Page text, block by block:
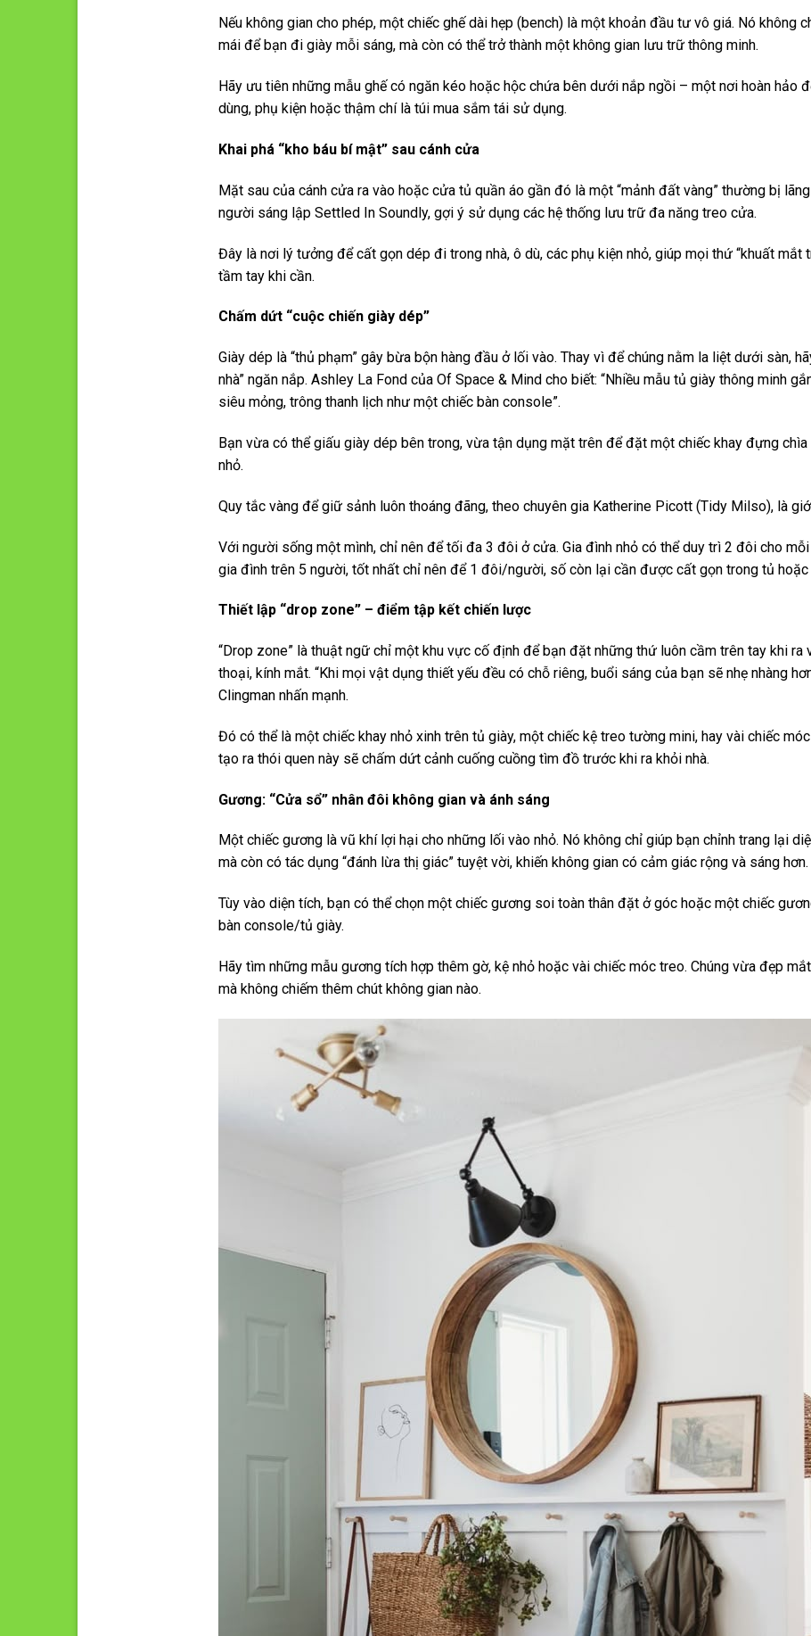
Nếu không gian cho phép, một chiếc ghế dài hẹp (bench) là một khoản đầu tư vô giá. Nó không
mái để bạn đi giày mỗi sáng, mà còn có thể trở thành một không gian lưu trữ thông minh.
Hãy ưu tiên những mẫu ghế có ngăn kéo hoặc hộc chứa bên dưới nắp ngồi – một nơi hoàn hảo
dùng, phụ kiện hoặc thậm chí là túi mua sắm tái sử dụng.
Khai phá “kho báu bí mật” sau cánh cửa
Mặt sau của cánh cửa ra vào hoặc cửa tủ quần áo gần đó là một “mảnh đất vàng” thường bị
người sáng lập Settled In Soundly, gợi ý sử dụng các hệ thống lưu trữ đa năng treo cửa.
Đây là nơi lý tưởng để cất gọn dép đi trong nhà, ô dù, các phụ kiện nhỏ, giúp mọi thứ “khuất mắt
tầm tay khi cần.
Chấm dứt “cuộc chiến giày dép”
Giày dép là “thủ phạm” gây bừa bộn hàng đầu ở lối vào. Thay vì để chúng nằm la liệt dưới sàn,
nhà” ngăn nắp. Ashley La Fond của Of Space & Mind cho biết: “Nhiều mẫu tủ giày thông minh
siêu mỏng, trông thanh lịch như một chiếc bàn console”.
Bạn vừa có thể giấu giày dép bên trong, vừa tận dụng mặt trên để đặt một chiếc khay đựng
nhỏ.
Quy tắc vàng để giữ sảnh luôn thoáng đãng, theo chuyên gia Katherine Picott (Tidy Milso), là
Với người sống một mình, chỉ nên để tối đa 3 đôi ở cửa. Gia đình nhỏ có thể duy trì 2 đôi cho
gia đình trên 5 người, tốt nhất chỉ nên để 1 đôi/người, số còn lại cần được cất gọn trong tủ hoặc
Thiết lập “drop zone” – điểm tập kết chiến lược
“Drop zone” là thuật ngữ chỉ một khu vực cố định để bạn đặt những thứ luôn cầm trên tay khi ra
thoại, kính mắt. “Khi mọi vật dụng thiết yếu đều có chỗ riêng, buổi sáng của bạn sẽ nhẹ nhàng
Clingman nhấn mạnh.
Đó có thể là một chiếc khay nhỏ xinh trên tủ giày, một chiếc kệ treo tường mini, hay vài chiếc
tạo ra thói quen này sẽ chấm dứt cảnh cuống cuồng tìm đồ trước khi ra khỏi nhà.
Gương: “Cửa sổ” nhân đôi không gian và ánh sáng
Một chiếc gương là vũ khí lợi hại cho những lối vào nhỏ. Nó không chỉ giúp bạn chỉnh trang lại
mà còn có tác dụng “đánh lừa thị giác” tuyệt vời, khiến không gian có cảm giác rộng và sáng hơn.
Tùy vào diện tích, bạn có thể chọn một chiếc gương soi toàn thân đặt ở góc hoặc một chiếc
bàn console/tủ giày.
Hãy tìm những mẫu gương tích hợp thêm gờ, kệ nhỏ hoặc vài chiếc móc treo. Chúng vừa đẹp
mà không chiếm thêm chút không gian nào.